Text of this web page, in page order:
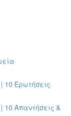
10 Ερωτήσεις
10 Απαντήσεις &